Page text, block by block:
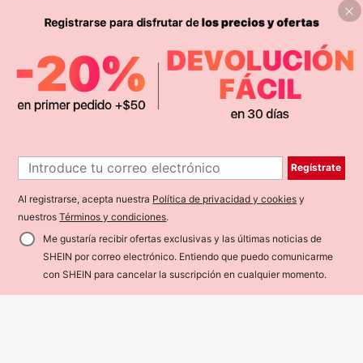
14
SHEIN LMoss Kids 3 piezas Camise
tas de punto casual de cuello redon
do para niña bebé, adorables con e
stampado floral y de rayas
10.58
37
28 piezas/set set anillos de moda c
on diseño en forma de corazón, esti
lo geométrico y acento de element
#10 Más vendidos
1
Regístrate
Al registrarse, acepta nuestra Política de privacidad y cookies y
nuestrosTérminos y condiciones.
Me gustaría recibir ofertas exclusivas y las últimas noticias de
SHEIN por correo electrónico. Entiendo que puedo comunicarme
con SHEIN para cancelar la suscripción en cualquier momento.